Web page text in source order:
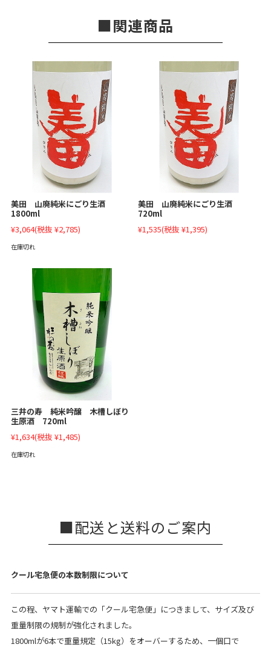
関連商品
美田 山廃純米にごり生酒
1800ml
¥3,064(税抜 ¥2,785)
在庫切れ
美田 山廃純米にごり生酒
720ml
¥1,535(税抜 ¥1,395)
三井の寿 純米吟醸 木槽しぼり
生原酒 720ml
¥1,634(税抜 ¥1,485)
在庫切れ
配送と送料のご案内
クール宅急便の本数制限について
この程、ヤマト運輸での「クール宅急便」につきまして、サイズ及び
重量制限の規制が強化されました。
1800mlが6本で重量規定（15kg）をオーバーするため、一個口で